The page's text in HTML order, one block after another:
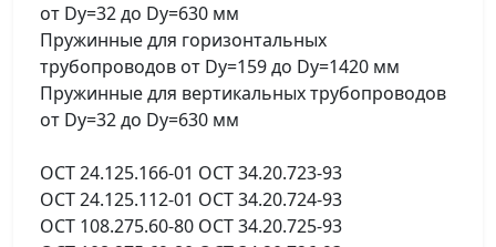
от Dy=32 до Dy=630 мм
Пружинные для горизонтальных
трубопроводов от Dy=159 до Dy=1420 мм
Пружинные для вертикальных трубопроводов
от Dy=32 до Dy=630 мм
ОСТ 24.125.166-01 ОСТ 34.20.723-93
ОСТ 24.125.112-01 ОСТ 34.20.724-93
ОСТ 108.275.60-80 ОСТ 34.20.725-93